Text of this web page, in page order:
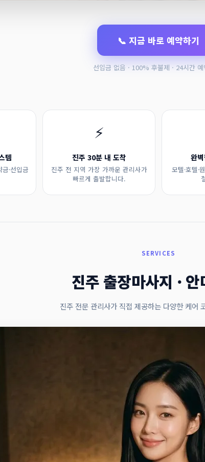
📞 지금 바로 예약하기
선입금 없음 · 100% 후불제 · 24시간
템
·선입금
⚡
진주 30분 내 도착
진주 전 지역 가장 가까운 관리사가
빠르게 출발합니다.
완
모텔·호텔·
SERVICES
진주 출장마사지 ·
진주 전문 관리사가 직접 제공하는 다양한 케어